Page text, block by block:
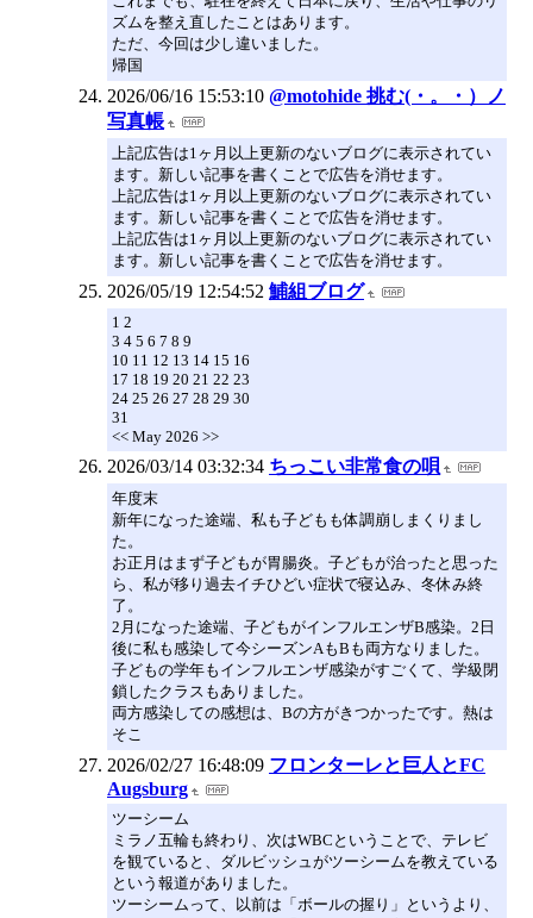
ズムを整え直したことはあります。
ただ、今回は少し違いました。
帰国
2026/06/16 15:53:10 @motohide 挑む(・。・）ノ
写真帳
上記広告は1ヶ月以上更新のないブログに表示されてい
ます。新しい記事を書くことで広告を消せます。
上記広告は1ヶ月以上更新のないブログに表示されてい
ます。新しい記事を書くことで広告を消せます。
上記広告は1ヶ月以上更新のないブログに表示されてい
ます。新しい記事を書くことで広告を消せます。
2026/05/19 12:54:52 鯆組ブログ
1 2
3 4 5 6 7 8 9
10 11 12 13 14 15 16
17 18 19 20 21 22 23
24 25 26 27 28 29 30
31
<< May 2026 >>
2026/03/14 03:32:34 ちっこい非常食の唄
年度末
新年になった途端、私も子どもも体調崩しまくりまし
た。
お正月はまず子どもが胃腸炎。子どもが治ったと思った
ら、私が移り過去イチひどい症状で寝込み、冬休み終
了。
2月になった途端、子どもがインフルエンザB感染。2日
後に私も感染して今シーズンAもBも両方なりました。
子どもの学年もインフルエンザ感染がすごくて、学級閉
鎖したクラスもありました。
両方感染しての感想は、Bの方がきつかったです。熱は
そこ
2026/02/27 16:48:09 フロンターレと巨人とFC
Augsburg
ツーシーム
ミラノ五輪も終わり、次はWBCということで、テレビ
を観ていると、ダルビッシュがツーシームを教えている
という報道がありました。
ツーシームって、以前は「ボールの握り」というより、